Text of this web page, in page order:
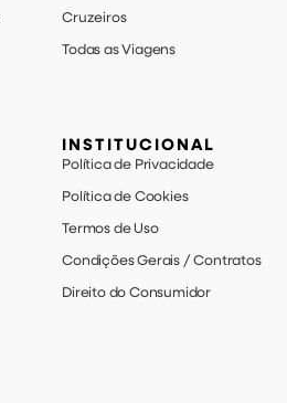
Cruzeiros
Todas as Viagens
INSTITUCIONAL
Política de Privacidade
Política de Cookies
Termos de Uso
Condições Gerais / Contratos
Direito do Consumidor